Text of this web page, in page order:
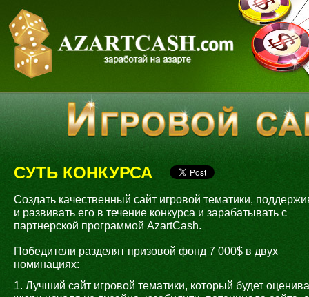
СУТЬ КОНКУРСА
Создать качественный сайт игровой тематики,
и развивать его в течение конкурса и зарабатывать с
партнерской программой AzartCash.
Победители разделят призовой фонд 7 000$ в двух
номинациях:
1. Лучший сайт игровой тематики, который будет